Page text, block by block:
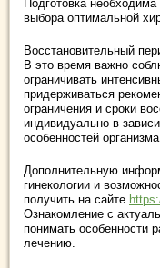
Подготовка
выбора оптимальной
Восстановительный
В это время важно
ограничивать
придерживаться
ограничения и сроки
индивидуально в
особенностей
Дополнительную
гинекологии и
получить на сайте
Ознакомление с
понимать особенности
лечению.